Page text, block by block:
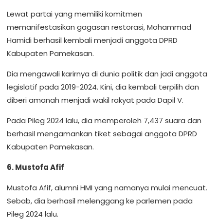
Lewat partai yang memiliki komitmen
memanifestasikan gagasan restorasi, Mohammad
Hamidi berhasil kembali menjadi anggota DPRD
Kabupaten Pamekasan.
Dia mengawali karirnya di dunia politik dan jadi anggota
legislatif pada 2019-2024. Kini, dia kembali terpilih dan
diberi amanah menjadi wakil rakyat pada Dapil V.
Pada Pileg 2024 lalu, dia memperoleh 7,437 suara dan
berhasil mengamankan tiket sebagai anggota DPRD
Kabupaten Pamekasan.
6. Mustofa Afif
Mustofa Afif, alumni HMI yang namanya mulai mencuat.
Sebab, dia berhasil melenggang ke parlemen pada
Pileg 2024 lalu.